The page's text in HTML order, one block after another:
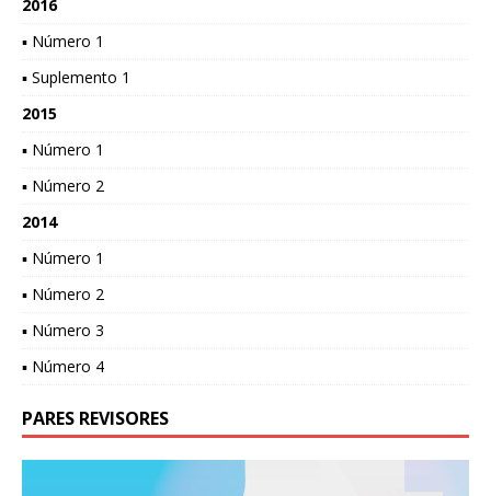
2016
▪ Número 1
▪ Suplemento 1
2015
▪ Número 1
▪ Número 2
2014
▪ Número 1
▪ Número 2
▪ Número 3
▪ Número 4
PARES REVISORES